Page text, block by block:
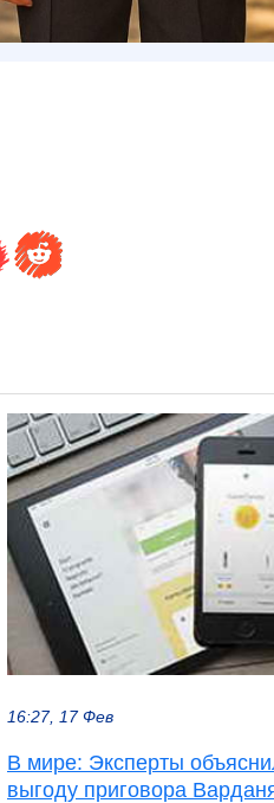
16:27, 17 Фев
В мире: Эксперты
выгоду приговора